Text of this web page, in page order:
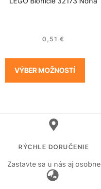
0,51 €
VÝBER MOŽNOSTÍ
RÝCHLE DORUČENIE
Zastavte sa u nás aj osobne